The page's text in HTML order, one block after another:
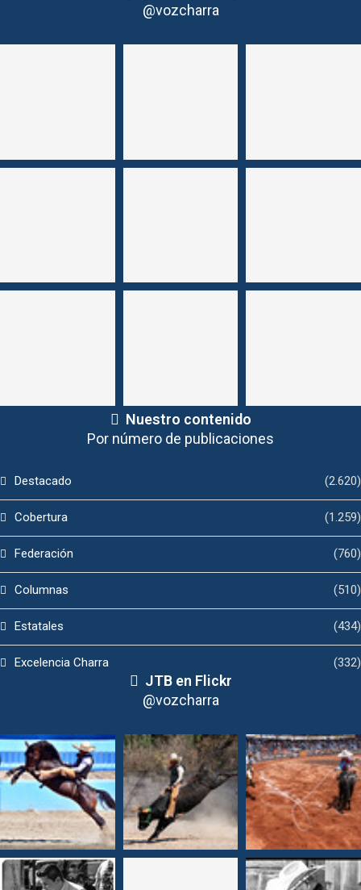
@vozcharra
Nuestro contenido
Por número de publicaciones
Destacado (2.620)
Cobertura (1.259)
Federación (760)
Columnas (510)
Estatales (434)
Excelencia Charra (332)
JTB en Flickr
@vozcharra